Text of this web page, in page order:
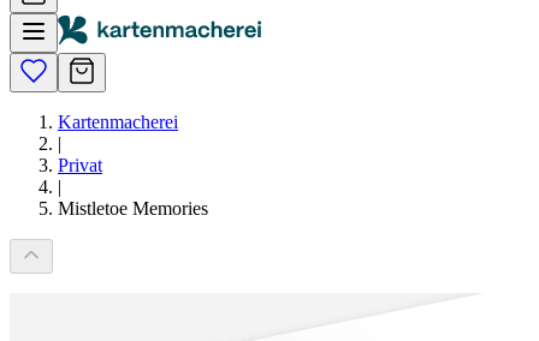
Kartenmacherei
|
Privat
|
Mistletoe Memories